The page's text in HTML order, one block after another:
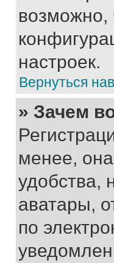
возможно,
настроек.
Вернуться
» Зачем
менее,
удобства,
аватары,
по